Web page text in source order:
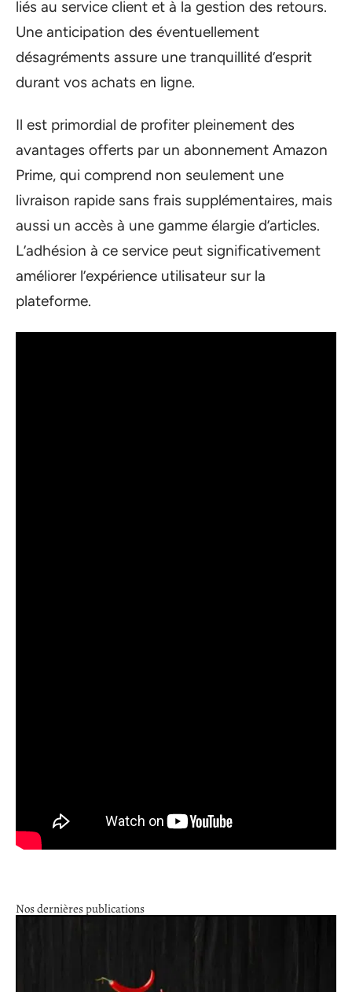
liés au service client et à la gestion des retours.
Une anticipation des éventuellement
désagréments assure une tranquillité d’esprit
durant vos achats en ligne.
Il est primordial de profiter pleinement des
avantages offerts par un abonnement Amazon
Prime, qui comprend non seulement une
livraison rapide sans frais supplémentaires, mais
aussi un accès à une gamme élargie d’articles.
L’adhésion à ce service peut significativement
améliorer l’expérience utilisateur sur la
plateforme.
Nos dernières publications